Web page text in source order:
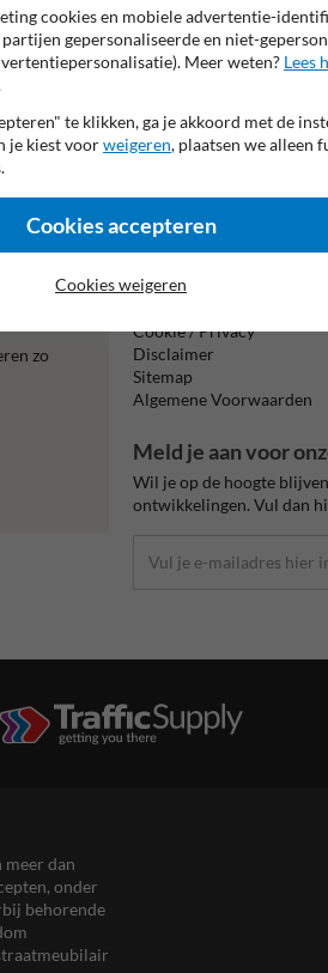
zo
Informatie
Cookie / Privacy
Disclaimer
Sitemap
Algemene Voorwaarden
Meld je aan voor
Wil je op de hoogte
ontwikkelingen. Vul dan
dan
onder
behorende
cookies en mobiele advertentie-
gepersonaliseerde en niet-
Meer weten? Lees
te klikken, ga je akkoord met de
je kiest voorweigeren, plaatsen we alleen
Cookies accepteren
Cookies weigeren